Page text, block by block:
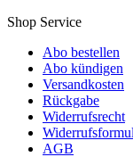
Shop Service
Abo bestellen
Abo kündigen
Versandkosten
Rückgabe
Widerrufsrecht
AGB